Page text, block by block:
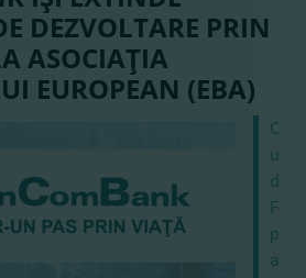
DEZVOLTARE PRIN
ASOCIAŢIA
EUROPEAN (EBA)
de
prin